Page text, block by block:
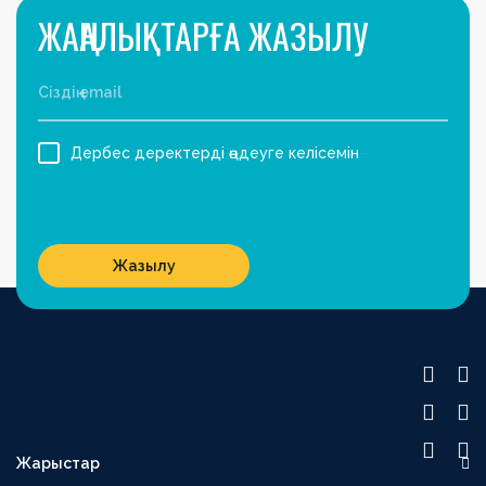
Жарыстар
ЖАҢАЛЫҚТАРҒА ЖАЗЫЛУ
Дербес деректерді өңдеуге келісемін
Жазылу